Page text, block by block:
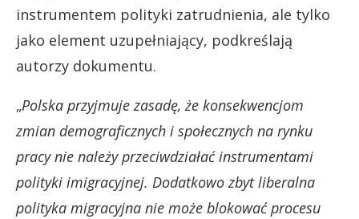
instrumentem polityki zatrudnienia, ale tylko
jako element uzupełniający, podkreślają
autorzy dokumentu.
„Polska przyjmuje zasadę, że konsekwencjom
zmian demograficznych i społecznych na rynku
pracy nie należy przeciwdziałać instrumentami
polityki imigracyjnej. Dodatkowo zbyt liberalna
polityka migracyjna nie może blokować procesu